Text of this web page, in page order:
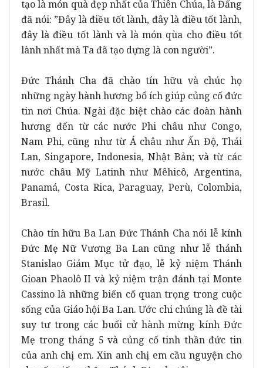
tạo là món quà đẹp nhất của Thiên Chúa, là Đấng
đã nói: ”Đây là điều tốt lành, đây là điều tốt lành,
đây là điều tốt lành và là món qùa cho điều tốt
lành nhất mà Ta đã tạo dựng là con người”.
Đức Thánh Cha đã chào tín hữu và chúc họ
những ngày hành hương bổ ích giúp củng cố đức
tin nơi Chúa. Ngài đặc biệt chào các đoàn hành
hương đến từ các nước Phi châu như Congo,
Nam Phi, cũng như từ Á châu như Ấn Độ, Thái
Lan, Singapore, Indonesia, Nhật Bản; và từ các
nước châu Mỹ Latinh như Mêhicô, Argentina,
Panamá, Costa Rica, Paraguay, Perù, Colombia,
Brasil.
Chào tín hữu Ba Lan Đức Thánh Cha nói lễ kính
Đức Mẹ Nữ Vương Ba Lan cũng như lễ thánh
Stanislao Giám Mục tử đạo, lễ kỷ niệm Thánh
Gioan Phaolô II và kỷ niệm trận đánh tại Monte
Cassino là những biến cố quan trọng trong cuộc
sống của Giáo hội Ba Lan. Ước chi chúng là đề tài
suy tư trong các buổi cử hành mừng kính Đức
Mẹ trong tháng 5 và củng cố tinh thần đức tin
của anh chị em. Xin anh chị em cầu nguyện cho